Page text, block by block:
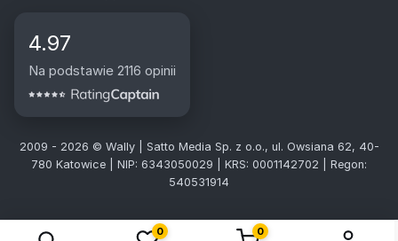
4.97
Na podstawie 2116 opinii
2009 - 2026 © Wally | Satto Media Sp. z o.o., ul. Owsiana 62, 40-
780 Katowice | NIP: 6343050029 | KRS: 0001142702 | Regon:
540531914
0 0